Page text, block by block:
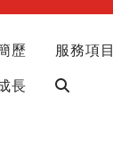
歷 服務項目
長